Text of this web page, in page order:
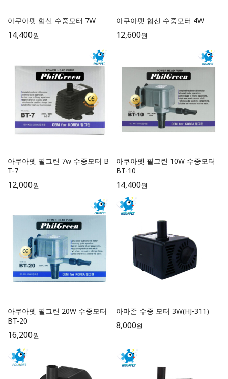
아쿠아펫 협신 수중모터 7W
14,400원
아쿠아펫 협신 수중모터 4W
12,600원
아쿠아펫 필그린 7w 수중모터 B
T-7
12,000원
아쿠아펫 필그린 10W 수중모터
BT-10
14,400원
아쿠아펫 필그린 20W 수중모터
BT-20
16,200원
아마존 수중 모터 3W(HJ-311)
8,000원